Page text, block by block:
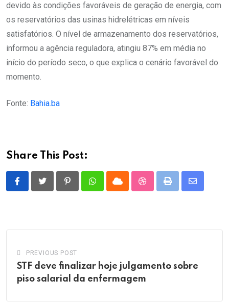
devido às condições favoráveis de geração de energia, com
os reservatórios das usinas hidrelétricas em níveis
satisfatórios. O nível de armazenamento dos reservatórios,
informou a agência reguladora, atingiu 87% em média no
início do período seco, o que explica o cenário favorável do
momento.
Fonte: Bahia.ba
Share This Post:
PinterestWhatsappCloud StumbleUpon
Print
Share
PREVIOUS POST
STF deve finalizar hoje julgamento sobre
piso salarial da enfermagem